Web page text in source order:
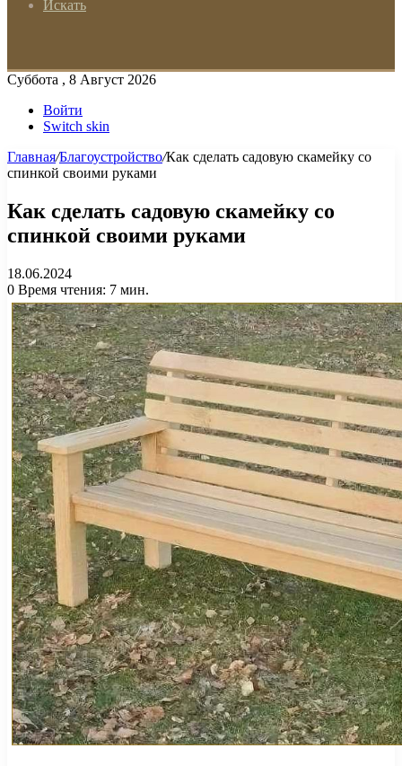
Искать
Суббота , 8 Август 2026
Войти
Switch skin
Главная/Благоустройство/Как сделать садовую скамейку со
спинкой своими руками
Как сделать садовую скамейку со
спинкой своими руками
18.06.2024
0 Время чтения: 7 мин.